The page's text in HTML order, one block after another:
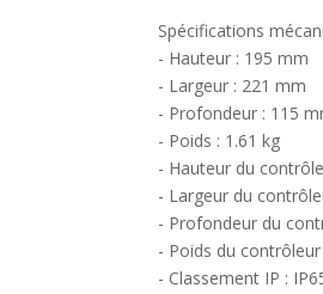
Spécifications
- Hauteur : 195 mm
- Largeur : 221 mm
- Profondeur : 115
- Poids : 1.61 kg
- Hauteur du
- Largeur du
- Profondeur du
- Poids du
- Classement IP :